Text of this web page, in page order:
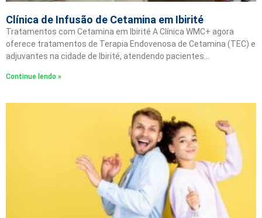
Clínica de Infusão de Cetamina em Ibirité
Tratamentos com Cetamina em Ibirité A Clínica WMC+ agora
oferece tratamentos de Terapia Endovenosa de Cetamina (TEC) e
adjuvantes na cidade de Ibirité, atendendo pacientes…
Continue lendo »